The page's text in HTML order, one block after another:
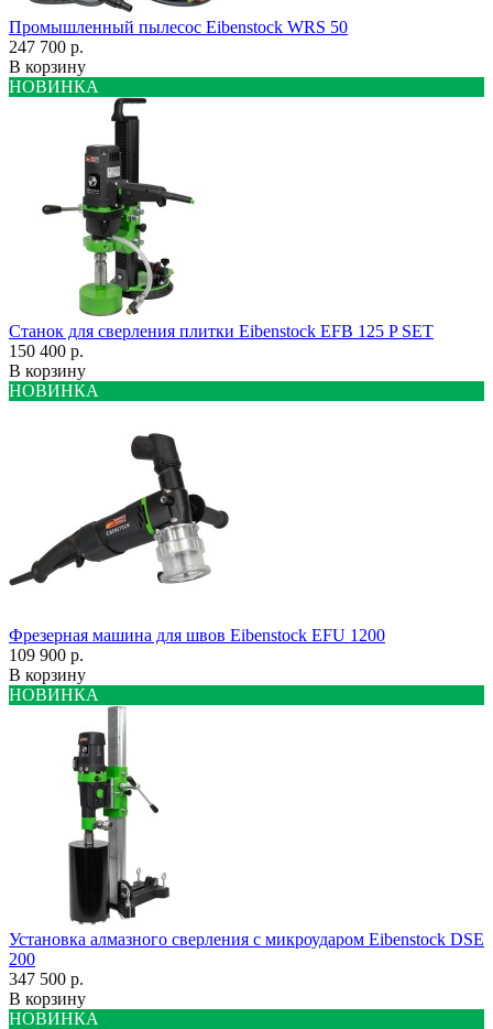
Промышленный пылесос Eibenstock WRS 50
247 700 р.
В корзину
НОВИНКА
Станок для сверления плитки Eibenstock EFB 125 P SET
150 400 р.
В корзину
НОВИНКА
Фрезерная машина для швов Eibenstock EFU 1200
109 900 р.
В корзину
НОВИНКА
Установка алмазного сверления с микроударом Eibenstock DSE
200
347 500 р.
В корзину
НОВИНКА